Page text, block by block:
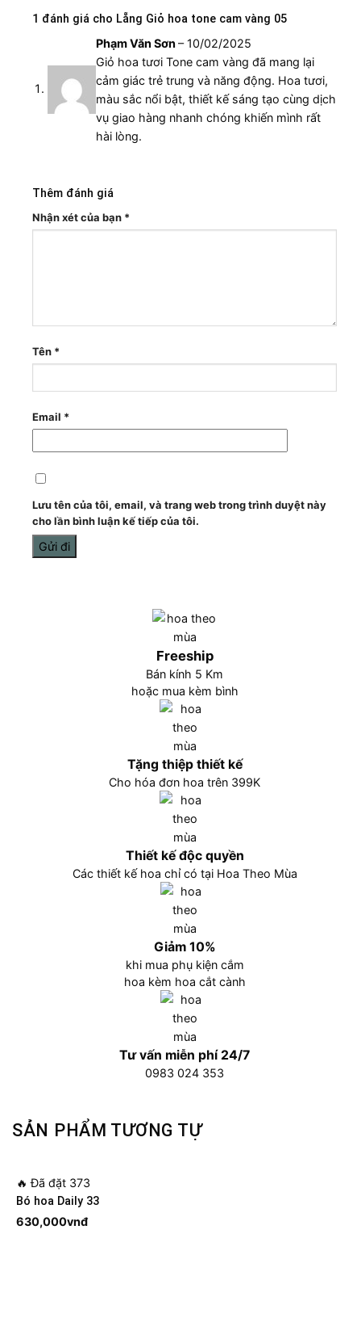
1 đánh giá cho Lẵng Giỏ hoa tone cam vàng 05
Phạm Văn Sơn – 10/02/2025
Giỏ hoa tươi Tone cam vàng đã mang lại
cảm giác trẻ trung và năng động. Hoa tươi,
màu sắc nổi bật, thiết kế sáng tạo cùng dịch
vụ giao hàng nhanh chóng khiến mình rất
hài lòng.
Thêm đánh giá
Nhận xét của bạn *
Tên *
Email *
Lưu tên của tôi, email, và trang web trong trình duyệt này
cho lần bình luận kế tiếp của tôi.
Freeship
Bán kính 5 Km
hoặc mua kèm bình
Tặng thiệp thiết kế
Cho hóa đơn hoa trên 399K
Thiết kế độc quyền
Các thiết kế hoa chỉ có tại Hoa Theo Mùa
Giảm 10%
khi mua phụ kiện cắm
hoa kèm hoa cắt cành
Tư vấn miễn phí 24/7
0983 024 353
SẢN PHẨM TƯƠNG TỰ
🔥 Đã đặt 373
Bó hoa Daily 33
630,000vnđ